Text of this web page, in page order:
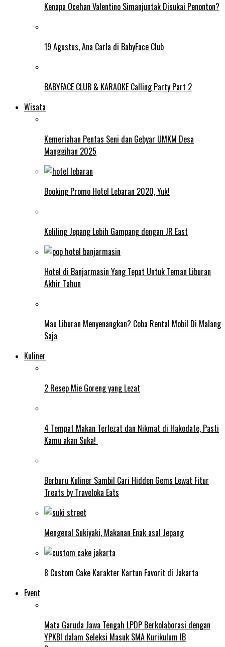
Kenapa Ocehan Valentino Simanjuntak Disukai Penonton?
19 Agustus, Ana Carla di BabyFace Club
BABYFACE CLUB & KARAOKE Calling Party Part 2
Wisata
Kemeriahan Pentas Seni dan Gebyar UMKM Desa
Manggihan 2025
Booking Promo Hotel Lebaran 2020, Yuk!
Keliling Jepang Lebih Gampang dengan JR East
Hotel di Banjarmasin Yang Tepat Untuk Teman Liburan
Akhir Tahun
Mau Liburan Menyenangkan? Coba Rental Mobil Di Malang
Saja
Kuliner
2 Resep Mie Goreng yang Lezat
4 Tempat Makan Terlezat dan Nikmat di Hakodate, Pasti
Kamu akan Suka!
Berburu Kuliner Sambil Cari Hidden Gems Lewat Fitur
Treats by Traveloka Eats
Mengenal Sukiyaki, Makanan Enak asal Jepang
8 Custom Cake Karakter Kartun Favorit di Jakarta
Event
Mata Garuda Jawa Tengah LPDP Berkolaborasi dengan
YPKBI dalam Seleksi Masuk SMA Kurikulum IB